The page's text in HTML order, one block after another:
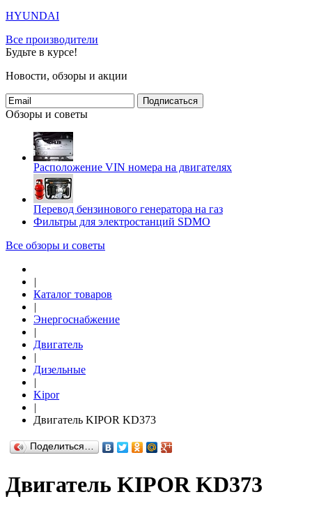
HYUNDAI
Все производители
Будьте в курсе!
Новости, обзоры и акции
Подписаться
Обзоры и советы
Расположение VIN номера на двигателях
Перевод бензинового генератора на газ
Фильтры для электростанций SDMO
Все обзоры и советы
|
Каталог товаров
|
Энергоснабжение
|
Двигатель
|
Дизельные
|
Kipor
|
Двигатель KIPOR KD373
Поделиться…
Двигатель KIPOR KD373